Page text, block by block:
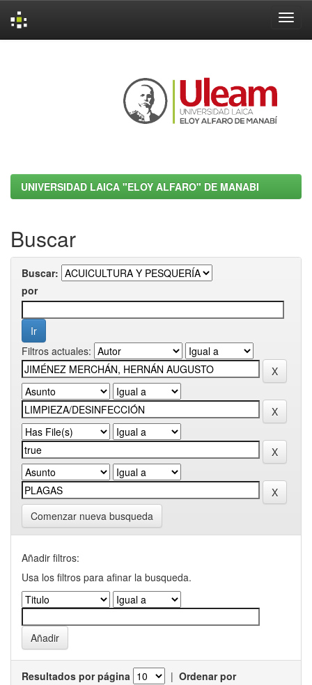
UNIVERSIDAD LAICA "ELOY ALFARO" DE MANABI
Buscar
Buscar:
por
Filtros actuales:
Comenzar nueva busqueda
Añadir filtros:
Usa los filtros para afinar la busqueda.
Resultados por página | Ordenar por